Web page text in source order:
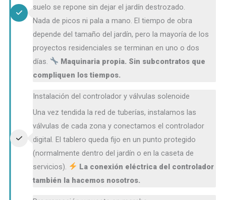
suelo se repone sin dejar el jardín destrozado.
Nada de picos ni pala a mano. El tiempo de obra
depende del tamaño del jardín, pero la mayoría de los
proyectos residenciales se terminan en uno o dos
días.
Maquinaria propia. Sin subcontratos que
compliquen los tiempos.
Instalación del controlador y válvulas solenoide
Una vez tendida la red de tuberías, instalamos las
válvulas de cada zona y conectamos el controlador
digital. El tablero queda fijo en un punto protegido
(normalmente dentro del jardín o en la caseta de
servicios).
La conexión eléctrica del controlador
también la hacemos nosotros.